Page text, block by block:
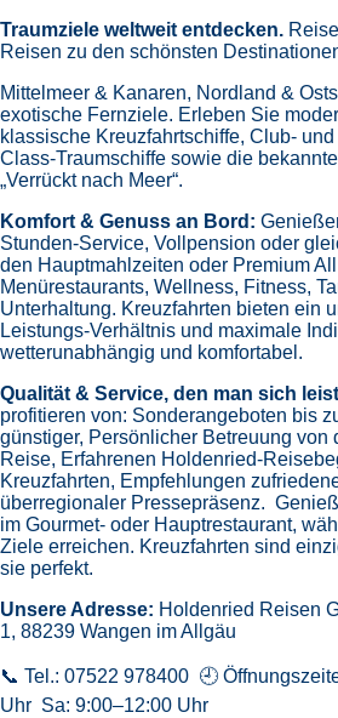
Traumziele weltweit entdecken.
Reisen zu den schönsten
Mittelmeer & Kanaren, Nordland &
exotische Fernziele. Erleben Sie
klassische Kreuzfahrtschiffe, Club-
Class-Traumschiffe sowie die
„Verrückt nach Meer“.
Komfort & Genuss an Bord:
Stunden-Service, Vollpension oder
den Hauptmahlzeiten oder Premium
Menürestaurants, Wellness, Fitness,
Unterhaltung. Kreuzfahrten bieten ein
Leistungs-Verhältnis und maximale
wetterunabhängig und komfortabel.
Qualität & Service, den man sich
profitieren von: Sonderangeboten bis
günstiger, Persönlicher Betreuung von
Reise, Erfahrenen Holdenried-
Kreuzfahrten, Empfehlungen
überregionaler Pressepräsenz.
im Gourmet- oder Hauptrestaurant,
Ziele erreichen. Kreuzfahrten sind
sie perfekt.
Unsere Adresse: Holdenried Reisen
1, 88239 Wangen im Allgäu
📞 Tel.: 07522 978400 🕘
Uhr Sa: 9:00–12:00 Uhr